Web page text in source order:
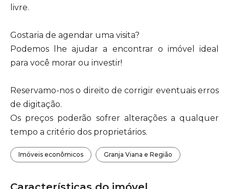
livre.
Gostaria de agendar uma visita?
Podemos lhe ajudar a encontrar o imóvel ideal
para você morar ou investir!
Reservamo-nos o direito de corrigir eventuais erros
de digitação.
Os preços poderão sofrer alterações a qualquer
tempo a critério dos proprietários.
Imóveis econômicos Granja Viana e Região